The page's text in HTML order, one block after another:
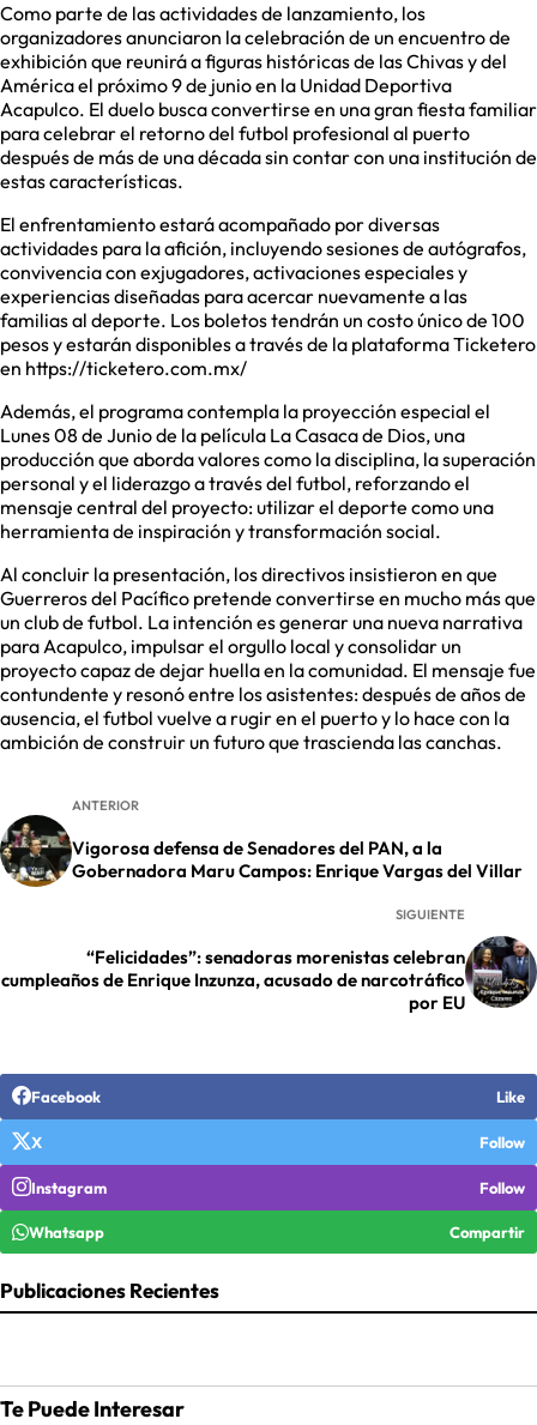
Como parte de las actividades de lanzamiento, los
organizadores anunciaron la celebración de un encuentro de
exhibición que reunirá a figuras históricas de las Chivas y del
América el próximo 9 de junio en la Unidad Deportiva
Acapulco. El duelo busca convertirse en una gran fiesta familiar
para celebrar el retorno del futbol profesional al puerto
después de más de una década sin contar con una institución de
estas características.
El enfrentamiento estará acompañado por diversas
actividades para la afición, incluyendo sesiones de autógrafos,
convivencia con exjugadores, activaciones especiales y
experiencias diseñadas para acercar nuevamente a las
familias al deporte. Los boletos tendrán un costo único de 100
pesos y estarán disponibles a través de la plataforma Ticketero
en https://ticketero.com.mx/
Además, el programa contempla la proyección especial el
Lunes 08 de Junio de la película La Casaca de Dios, una
producción que aborda valores como la disciplina, la superación
personal y el liderazgo a través del futbol, reforzando el
mensaje central del proyecto: utilizar el deporte como una
herramienta de inspiración y transformación social.
Al concluir la presentación, los directivos insistieron en que
Guerreros del Pacífico pretende convertirse en mucho más que
un club de futbol. La intención es generar una nueva narrativa
para Acapulco, impulsar el orgullo local y consolidar un
proyecto capaz de dejar huella en la comunidad. El mensaje fue
contundente y resonó entre los asistentes: después de años de
ausencia, el futbol vuelve a rugir en el puerto y lo hace con la
ambición de construir un futuro que trascienda las canchas.
ANTERIOR
Vigorosa defensa de Senadores del PAN, a la
Gobernadora Maru Campos: Enrique Vargas del Villar
SIGUIENTE
“Felicidades”: senadoras morenistas celebran
cumpleaños de Enrique Inzunza, acusado de narcotráfico
por EU
Facebook Like
X Follow
Instagram Follow
Whatsapp Compartir
Publicaciones Recientes
Te Puede Interesar